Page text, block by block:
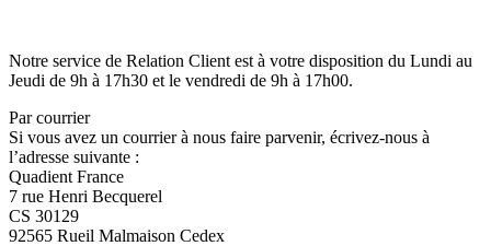
Notre service de Relation Client est à votre disposition du Lundi au
Jeudi de 9h à 17h30 et le vendredi de 9h à 17h00.
Par courrier
Si vous avez un courrier à nous faire parvenir, écrivez-nous à
l’adresse suivante :
Quadient France
7 rue Henri Becquerel
CS 30129
92565 Rueil Malmaison Cedex